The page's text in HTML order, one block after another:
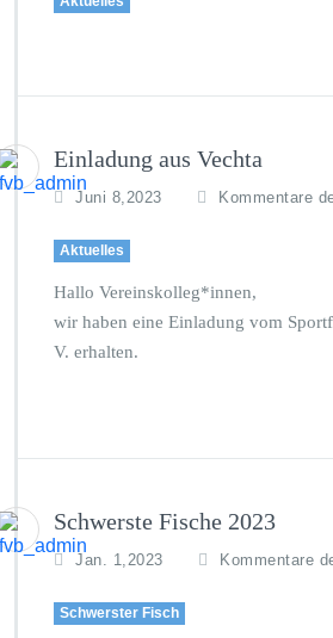
Einladung aus Vechta
Juni 8,2023 Kommentare
Aktuelles
Hallo Vereinskolleg*innen,
wir haben eine Einladung vom
V. erhalten.
Schwerste Fische 2023
Jan. 1,2023 Kommentare
Schwerster Fisch